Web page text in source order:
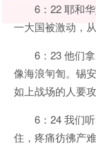
6：22 耶和
一大国被激动，从
6：23 他们
像海浪匉訇。锡
如上战场的人要攻
6：24 我们
住，疼痛彷彿产难